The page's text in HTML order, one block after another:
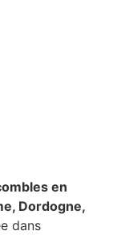
en
Dordogne,
dans